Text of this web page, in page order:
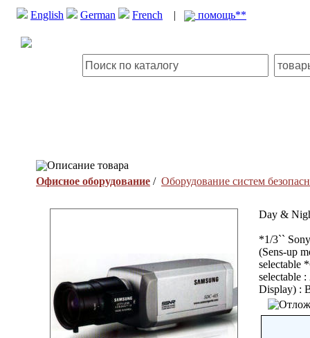
English German French | помощь**
Описание товара
Офисное оборудование / Оборудование систем
Day &
*1/3``
(Sens-up
selectable
selectable
Display) :